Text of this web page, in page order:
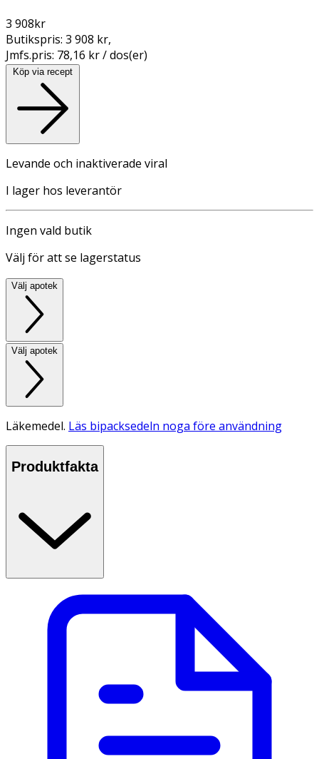
3 908kr
Butikspris: 3 908 kr,
Jmfs.pris: 78,16 kr / dos(er)
Köp via recept
Levande och inaktiverade viral
I lager hos leverantör
Ingen vald butik
Välj för att se lagerstatus
Välj apotek
Välj apotek
Läkemedel. Läs bipacksedeln noga före användning
Produktfakta